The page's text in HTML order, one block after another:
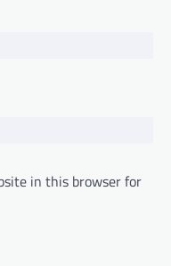
in this browser for